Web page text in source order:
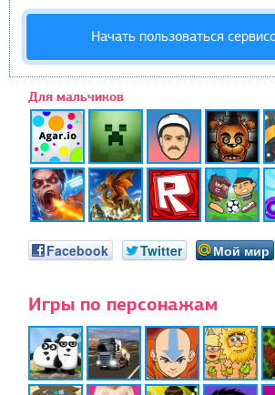
Начать пользоваться
Для мальчиков
Facebook Twitter Мой мир
Игры по персонажам